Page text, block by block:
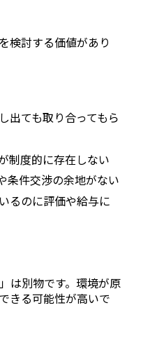
検討する価値があり
出ても取り合ってもら
制度的に存在しない
条件交渉の余地がない
るのに評価や給与に
は別物です。環境が原
きる可能性が高いで